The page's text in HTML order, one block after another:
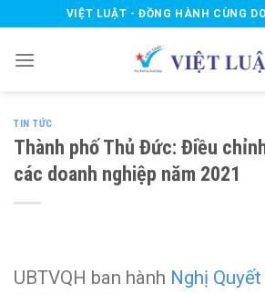
to
content
VIỆT LUẬT - ĐỒNG HÀNH CÙNG
TIN TỨC
Thành phố Thủ Đức: Điều
các doanh nghiệp năm 2021
UBTVQH ban hành Nghị